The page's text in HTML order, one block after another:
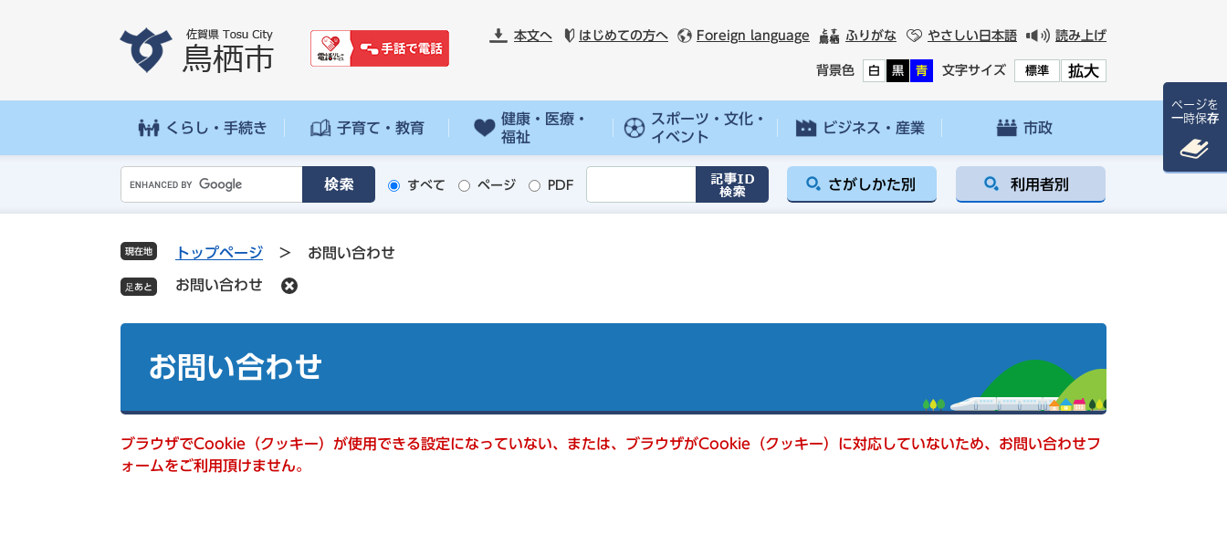
先
を
本文へ はじめての方へ Foreign language ふりがな やさしい日本語 読み上げ
背景色 白 黒 青 文字サイズ 標準 拡大
くらし・手続き 子育て・教育
健康・医療・
福祉
スポーツ・文化・
イベント
ビジネス・産業 市政
o
g
l
e
ス
索
すべて ページ PDF さがしかた別 利用者別
現在地 トップページ > お問い合わせ
お問い合わせ
お問い合わせ
ブラウザでCookie（クッキー）が使用できる設定になっていない、または、ブラウザがCookie（クッキー）に対応していないため、お問い合わせフ
ォームをご利用頂けません。
ページを
一時保存